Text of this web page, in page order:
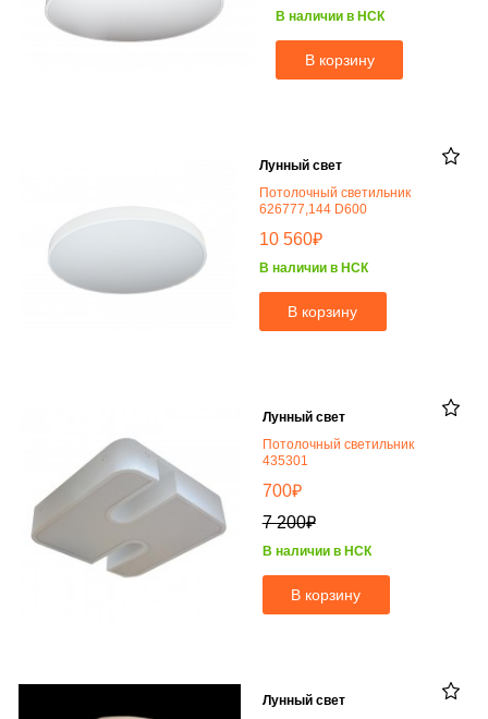
В наличии в НСК
В корзину
Лунный свет
Потолочный светильник
626777,144 D600
10 560₽
В наличии в НСК
В корзину
Лунный свет
Потолочный светильник
435301
700₽
7 200₽
В наличии в НСК
В корзину
Лунный свет